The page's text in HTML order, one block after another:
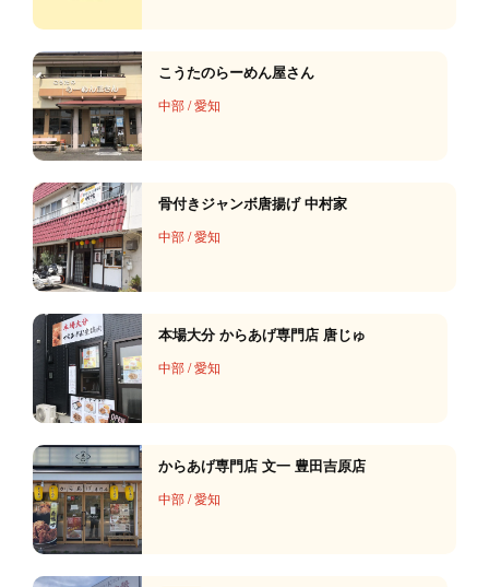
こうたのらーめん屋さん
中部/愛知
骨付きジャンボ唐揚げ 中村家
中部/愛知
本場大分 からあげ専門店 唐じゅ
中部/愛知
からあげ専門店 文一 豊田吉原店
中部/愛知